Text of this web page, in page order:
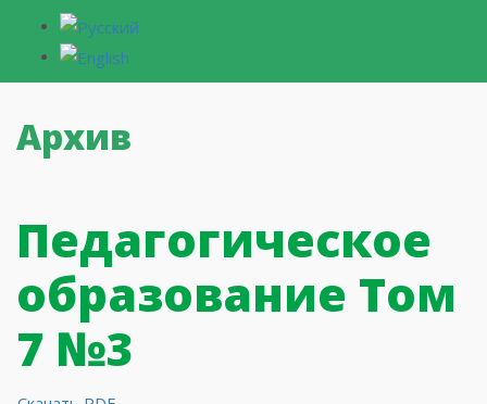
Архив
Педагогическое
образование Том
7 №3